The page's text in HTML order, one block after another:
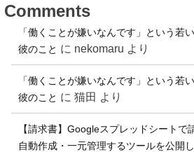
Comments
「働くことが嫌いなんです」という若
彼のこと に nekomaru より
「働くことが嫌いなんです」という若
彼のこと に 猫田 より
【請求書】Googleスプレッドシートで
自動作成・一元管理するツールを公開